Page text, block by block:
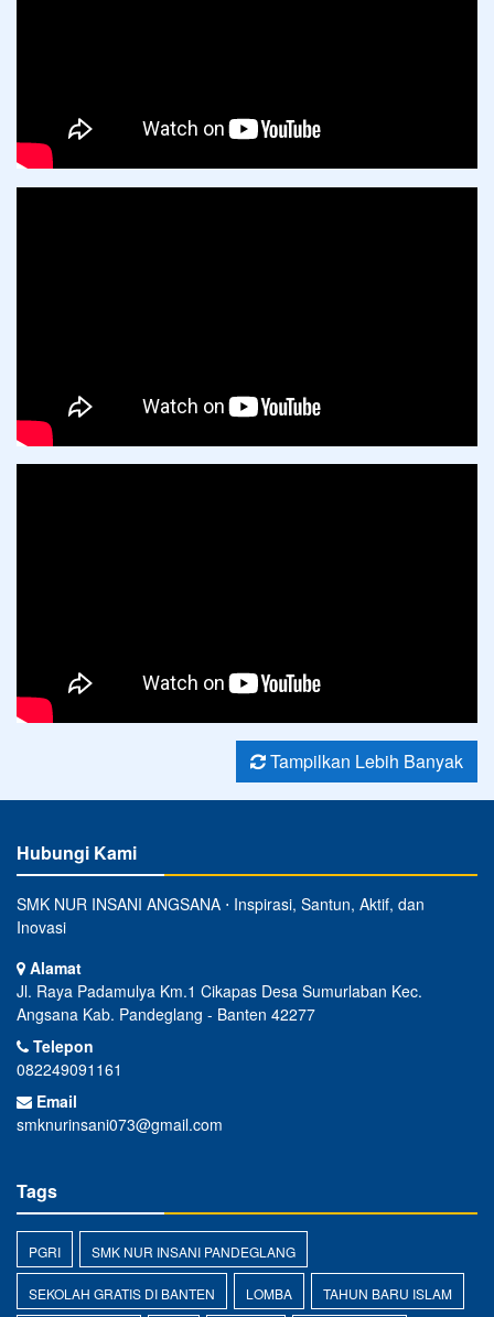
Tampilkan Lebih Banyak
Hubungi Kami
SMK NUR INSANI ANGSANA ⋅ Inspirasi, Santun, Aktif, dan
Inovasi
Alamat
Jl. Raya Padamulya Km.1 Cikapas Desa Sumurlaban Kec.
Angsana Kab. Pandeglang - Banten 42277
Telepon
082249091161
Email
smknurinsani073@gmail.com
Tags
PGRI SMK NUR INSANI PANDEGLANG
SEKOLAH GRATIS DI BANTEN LOMBA TAHUN BARU ISLAM